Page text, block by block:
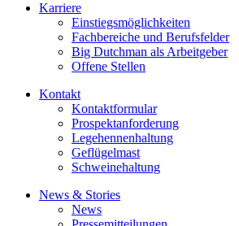
Karriere
Einstiegsmöglichkeiten
Fachbereiche und Berufsfelder
Big Dutchman als Arbeitgeber
Offene Stellen
Kontakt
Kontaktformular
Prospektanforderung
Legehennenhaltung
Geflügelmast
Schweinehaltung
News & Stories
News